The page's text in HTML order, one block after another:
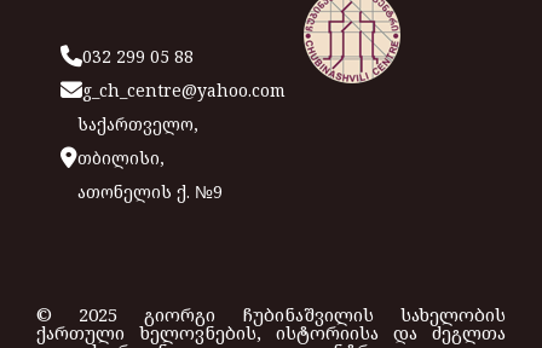
032 299 05 88
g_ch_centre@yahoo.com
საქართველო,
თბილისი,
ათონელის ქ. №9
© 2025 გიორგი ჩუბინაშვილის სახელობის
ქართული ხელოვნების, ისტორიისა და ძეგლთა